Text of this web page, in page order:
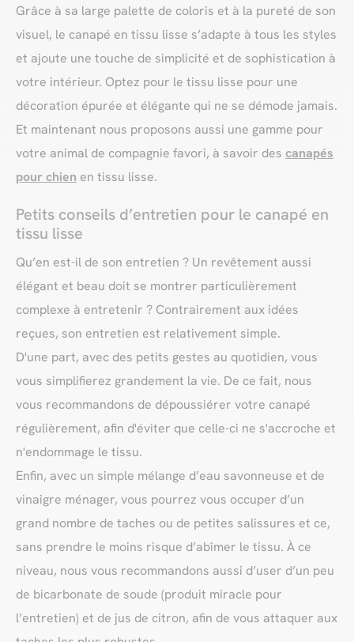
Grâce à sa large palette de coloris et à la pureté de son
visuel, le canapé en tissu lisse s’adapte à tous les styles
et ajoute une touche de simplicité et de sophistication à
votre intérieur. Optez pour le tissu lisse pour une
décoration épurée et élégante qui ne se démode jamais.
Et maintenant nous proposons aussi une gamme pour
votre animal de compagnie favori, à savoir des canapés
pour chien en tissu lisse.
Petits conseils d’entretien pour le canapé en
tissu lisse
Qu’en est-il de son entretien ? Un revêtement aussi
élégant et beau doit se montrer particulièrement
complexe à entretenir ? Contrairement aux idées
reçues, son entretien est relativement simple.
D'une part, avec des petits gestes au quotidien, vous
vous simplifierez grandement la vie. De ce fait, nous
vous recommandons de dépoussiérer votre canapé
régulièrement, afin d'éviter que celle-ci ne s'accroche et
n'endommage le tissu.
Enfin, avec un simple mélange d’eau savonneuse et de
vinaigre ménager, vous pourrez vous occuper d’un
grand nombre de taches ou de petites salissures et ce,
sans prendre le moins risque d’abîmer le tissu. À ce
niveau, nous vous recommandons aussi d’user d’un peu
de bicarbonate de soude (produit miracle pour
l’entretien) et de jus de citron, afin de vous attaquer aux